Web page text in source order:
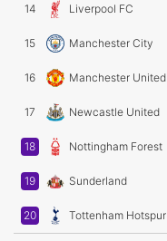
14 Liverpool FC
15 Manchester City
16 Manchester United
17 Newcastle United
18 Nottingham Forest
19 Sunderland
20 Tottenham Hotspur